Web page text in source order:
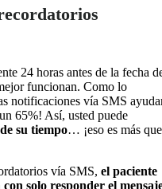
24 horas antes de la fecha
funcionan. Como lo
notificaciones vía SMS
un 65%! Así, usted puede
su tiempo… ¡eso es más que
vía SMS, el paciente
solo responder el